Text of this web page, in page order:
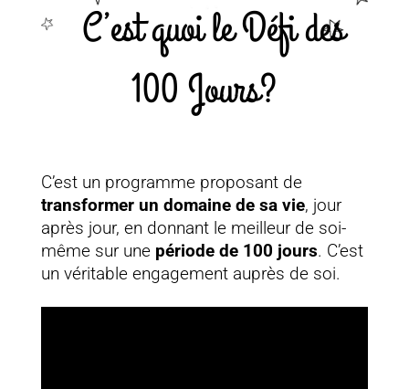
C’est quoi le Défi des
100 Jours?
C’est un programme proposant de
transformer un domaine de sa vie, jour
après jour, en donnant le meilleur de soi-
même sur une période de 100 jours. C’est
un véritable engagement auprès de soi.